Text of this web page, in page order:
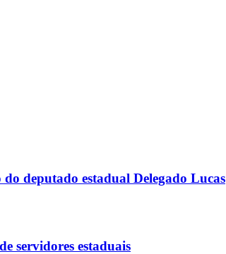
deputado estadual Delegado Lucas
servidores estaduais